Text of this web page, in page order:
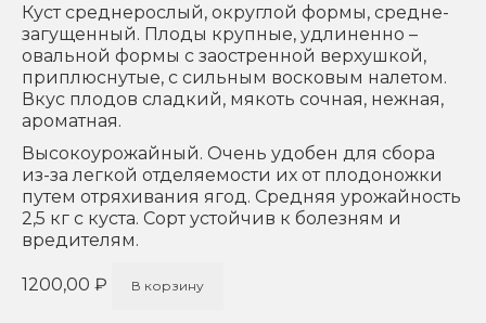
Куст среднерослый, округлой формы, средне-
загущенный. Плоды крупные, удлиненно –
овальной формы с заостренной верхушкой,
приплюснутые, с сильным восковым налетом.
Вкус плодов сладкий, мякоть сочная, нежная,
ароматная.
Высокоурожайный. Очень удобен для сбора
из-за легкой отделяемости их от плодоножки
путем отряхивания ягод. Средняя урожайность
2,5 кг с куста. Сорт устойчив к болезням и
вредителям.
1200,00 ₽ В корзину